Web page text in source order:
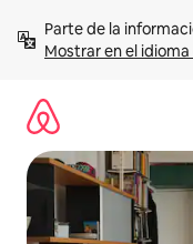
contenidoMostrar en el